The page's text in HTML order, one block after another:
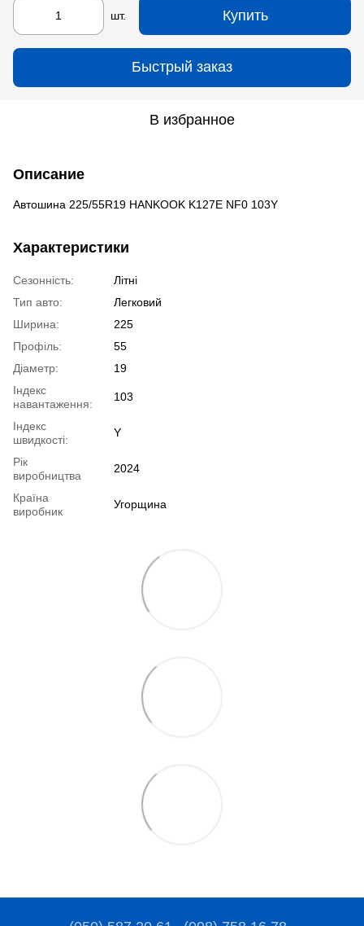
шт. Купить
Быстрый заказ
В избранное
Описание
Автошина 225/55R19 HANKOOK K127E NF0 103Y
Характеристики
Сезонність:
Літні
Тип авто:
Легковий
Ширина:
225
Профіль:
55
Діаметр:
19
Індекс
навантаження:
103
Індекс
швидкості:
Y
Рік
виробництва
2024
Країна
виробник
Угорщина